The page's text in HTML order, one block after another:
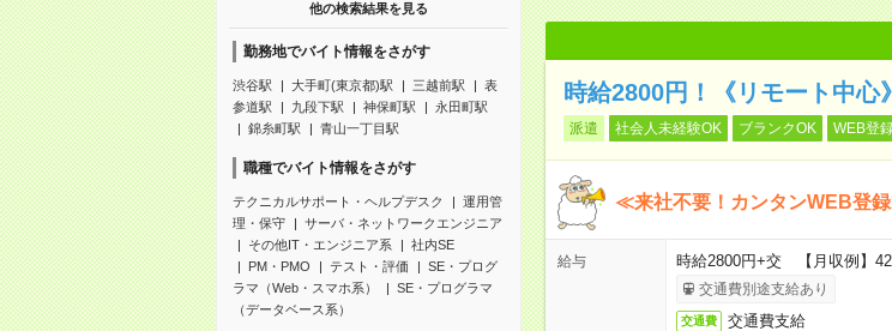
他の検索結果を見る
勤務地でバイト情報をさがす
渋谷駅 大手町(東京都)駅 三越前駅
表
参道駅
九段下駅 神保町駅
永田町駅
錦糸町駅
青山一丁目駅
職種でバイト情報をさがす
テクニカルサポート・ヘルプデスク
運用管
理・保守
サーバ・ネットワークエンジニア
その他IT・エンジニア系
社内SE
PM・PMO
テスト・評価
SE・プログ
ラマ（Web・スマホ系）
SE・プログラマ
（データベース系）
時給2800円！《リモート中
派遣 社会人未経験OK ブランクOK WEB登
≪来社不要！カンタンWEB登
給与 時給2800円+交 【月収例】
交通費別途支給あり
交通費 交通費支給